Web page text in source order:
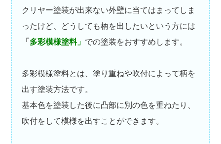
クリヤー塗装が出来ない外壁に当てはまってしま
ったけど、どうしても柄を出したいという方には
「 多彩模様塗料」 での塗装をおすすめします。
多彩模様塗料とは、塗り重ねや吹付によって柄を
出す塗装方法です。
基本色を塗装した後に凸部に別の色を重ねたり、
吹付をして模様を出すことができます。